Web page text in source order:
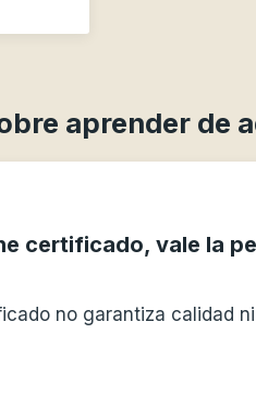
aprender de
la pena»
calidad ni empleo.